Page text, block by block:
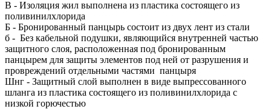
В - Изоляция жил выполнена из пластика состоящего из
поливинилхлорида
Б - Бронированный панцырь состоит из двух лент из стали
б - Без кабельной подушки, являющийся внутренней частью
защитного слоя, расположенная под бронированным
панцырем для защиты элементов под ней от разрушения и
провреждений отдельными частями панцыря
Шнг - Защитный слой выполнен в виде выпрессованного
шланга из пластика состоящего из поливинилхлорида с
низкой горючестью